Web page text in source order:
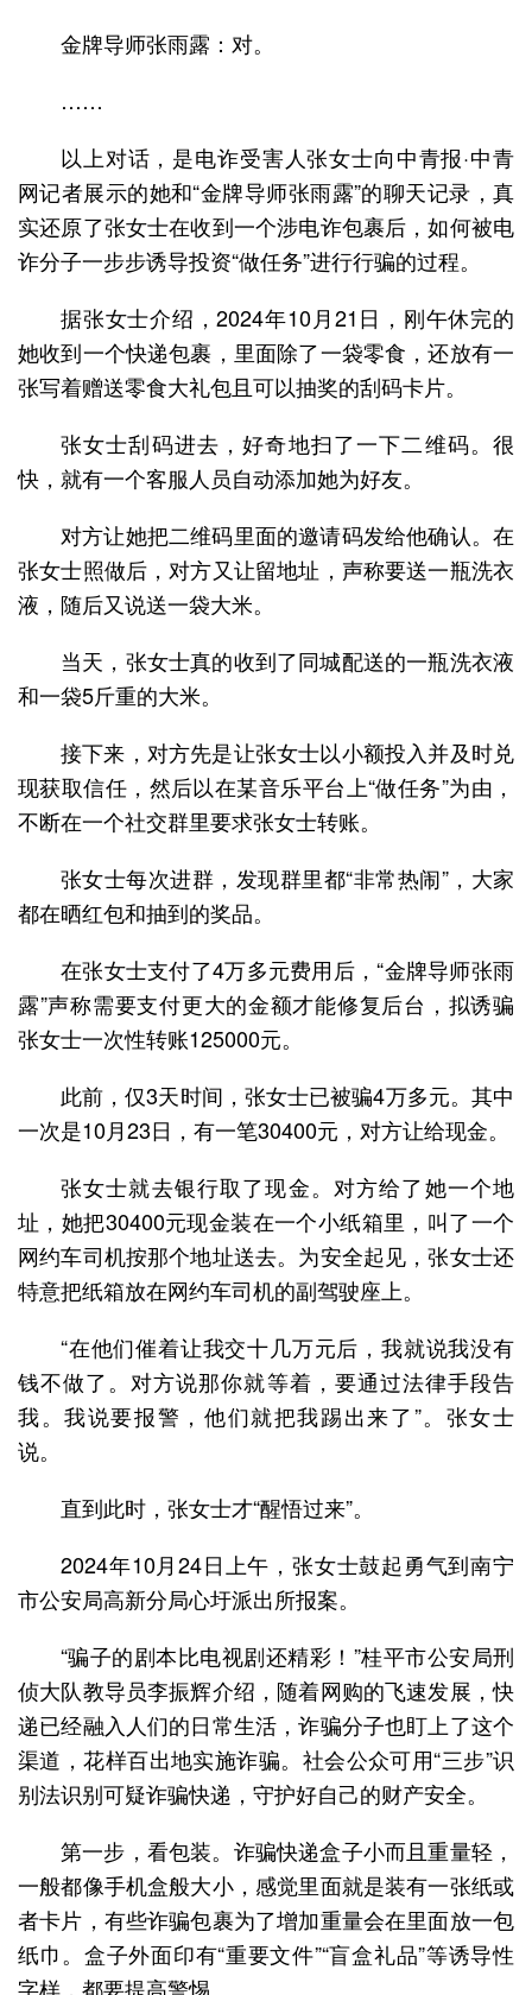
金牌导师张雨露：对。
……
以上对话，是电诈受害人张女士向中青报·中青
网记者展示的她和“金牌导师张雨露”的聊天记录，真
实还原了张女士在收到一个涉电诈包裹后，如何被电
诈分子一步步诱导投资“做任务”进行行骗的过程。
据张女士介绍，2024年10月21日，刚午休完的
她收到一个快递包裹，里面除了一袋零食，还放有一
张写着赠送零食大礼包且可以抽奖的刮码卡片。
张女士刮码进去，好奇地扫了一下二维码。很
快，就有一个客服人员自动添加她为好友。
对方让她把二维码里面的邀请码发给他确认。在
张女士照做后，对方又让留地址，声称要送一瓶洗衣
液，随后又说送一袋大米。
当天，张女士真的收到了同城配送的一瓶洗衣液
和一袋5斤重的大米。
接下来，对方先是让张女士以小额投入并及时兑
现获取信任，然后以在某音乐平台上“做任务”为由，
不断在一个社交群里要求张女士转账。
张女士每次进群，发现群里都“非常热闹”，大家
都在晒红包和抽到的奖品。
在张女士支付了4万多元费用后，“金牌导师张雨
露”声称需要支付更大的金额才能修复后台，拟诱骗
张女士一次性转账125000元。
此前，仅3天时间，张女士已被骗4万多元。其中
一次是10月23日，有一笔30400元，对方让给现金。
张女士就去银行取了现金。对方给了她一个地
址，她把30400元现金装在一个小纸箱里，叫了一个
网约车司机按那个地址送去。为安全起见，张女士还
特意把纸箱放在网约车司机的副驾驶座上。
“在他们催着让我交十几万元后，我就说我没有
钱不做了。对方说那你就等着，要通过法律手段告
我。我说要报警，他们就把我踢出来了”。张女士
说。
直到此时，张女士才“醒悟过来”。
2024年10月24日上午，张女士鼓起勇气到南宁
市公安局高新分局心圩派出所报案。
“骗子的剧本比电视剧还精彩！”桂平市公安局刑
侦大队教导员李振辉介绍，随着网购的飞速发展，快
递已经融入人们的日常生活，诈骗分子也盯上了这个
渠道，花样百出地实施诈骗。社会公众可用“三步”识
别法识别可疑诈骗快递，守护好自己的财产安全。
第一步，看包装。诈骗快递盒子小而且重量轻，
一般都像手机盒般大小，感觉里面就是装有一张纸或
者卡片，有些诈骗包裹为了增加重量会在里面放一包
纸巾。盒子外面印有“重要文件”“盲盒礼品”等诱导性
字样，都要提高警惕。